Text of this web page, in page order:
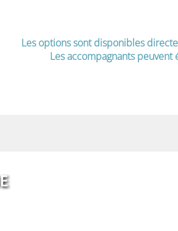
Les options sont disponibles
Les accompagnants